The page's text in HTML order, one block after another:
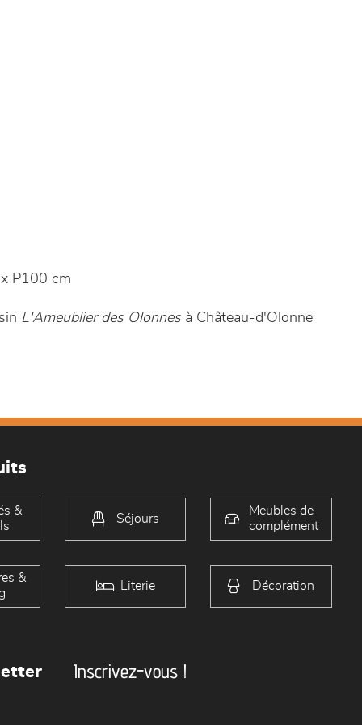
P100 cm
L'Ameublier des Olonnesà Château-d'Olonne
&
Séjours
Meubles de
complément
&
Literie Décoration
Inscrivez-vous !